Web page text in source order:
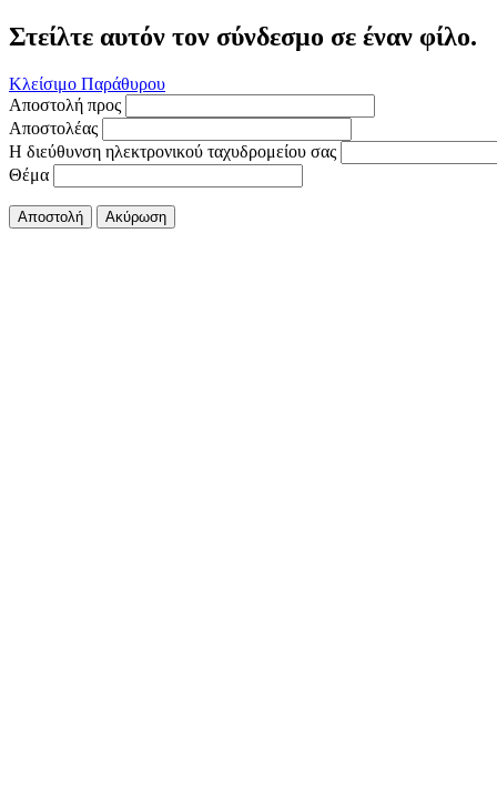
Στείλτε αυτόν τον σύνδεσμο σε έναν φίλο.
Κλείσιμο Παράθυρου
Αποστολή προς
Αποστολέας
Η διεύθυνση ηλεκτρονικού ταχυδρομείου σας
Θέμα
Αποστολή Ακύρωση